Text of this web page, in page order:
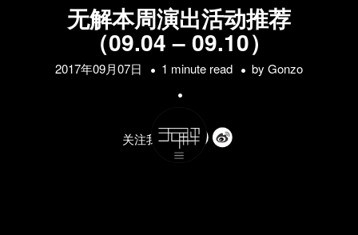
无解本周演出活动推荐
（09.04 – 09.10）
2017年09月07日 1 minute read by Gonzo
关注我们的: